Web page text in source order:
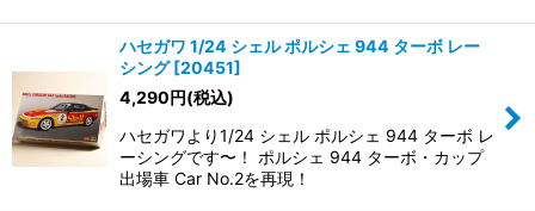
ハセガワ 1/24 シェル ポルシェ 944 ターボ レー
シング [20451]
4,290円(税込)
ハセガワより1/24 シェル ポルシェ 944 ターボ レ
ーシングです〜！ ポルシェ 944 ターボ・カップ
出場車 Car No.2を再現！